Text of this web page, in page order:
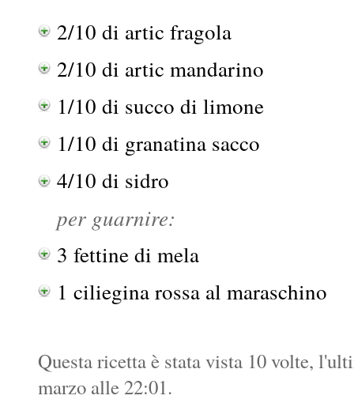
2/10 di artic fragola
2/10 di artic mandarino
1/10 di succo di limone
1/10 di granatina sacco
4/10 di sidro
per guarnire:
3 fettine di mela
1 ciliegina rossa al maraschino
Questa ricetta è stata vista 10 volte,
marzo alle 22:01.